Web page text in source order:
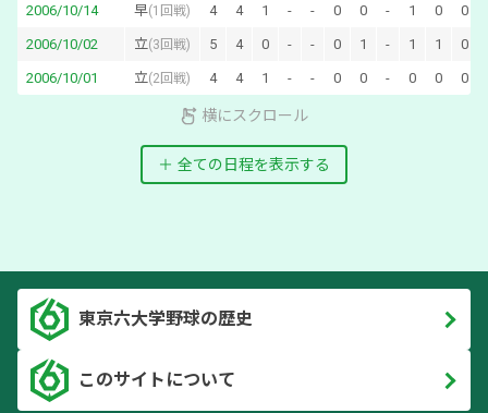
2006/10/14 早(1回戦) 4 4 1 - - 0 0 - 1 0 0
2006/10/02 立(3回戦) 5 4 0 - - 0 1 - 1 1 0
2006/10/01 立(2回戦) 4 4 1 - - 0 0 - 0 0 0
横にスクロール
全ての日程を表示する
東京六大学野球の歴史
このサイトについて